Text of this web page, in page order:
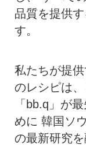
品質を提供
す。
私たちが提
のレシピは
「bb.q」が
めに 韓国ソ
の最新研究